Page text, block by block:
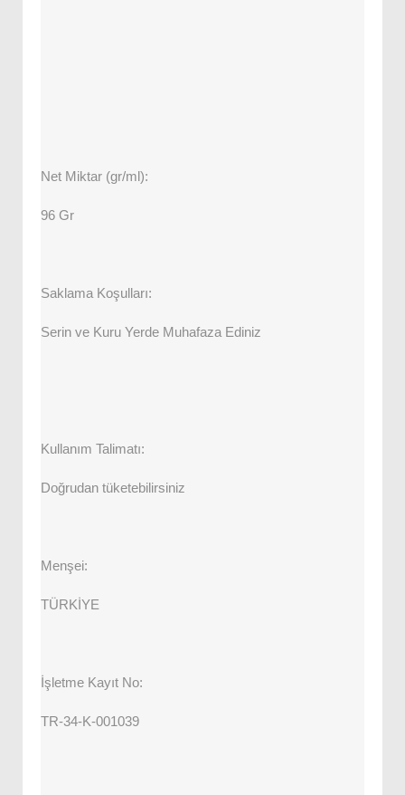
Net Miktar (gr/ml):
96 Gr
Saklama Koşulları:
Serin ve Kuru Yerde Muhafaza Ediniz
Kullanım Talimatı:
Doğrudan tüketebilirsiniz
Menşei:
TÜRKİYE
İşletme Kayıt No:
TR-34-K-001039